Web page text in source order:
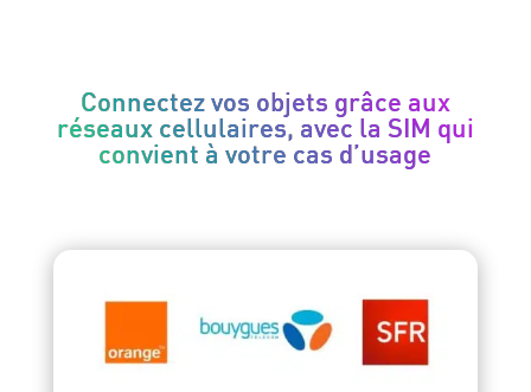
Connectez vos objets grâce aux
réseaux cellulaires, avec la SIM qui
convient à votre cas d’usage